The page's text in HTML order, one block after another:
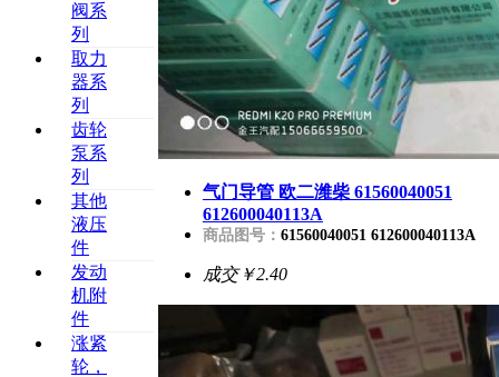
阀系
列
取力
器系
列
齿轮
泵系
列
其他
液压
件
发动
机附
件
涨紧
轮，
气门导管 欧二潍柴 61560040051
612600040113A
商品图号： 61560040051 612600040113A
成交￥2.40